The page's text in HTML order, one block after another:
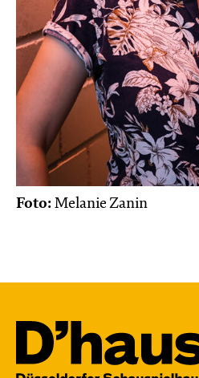
Foto: Melanie Zanin